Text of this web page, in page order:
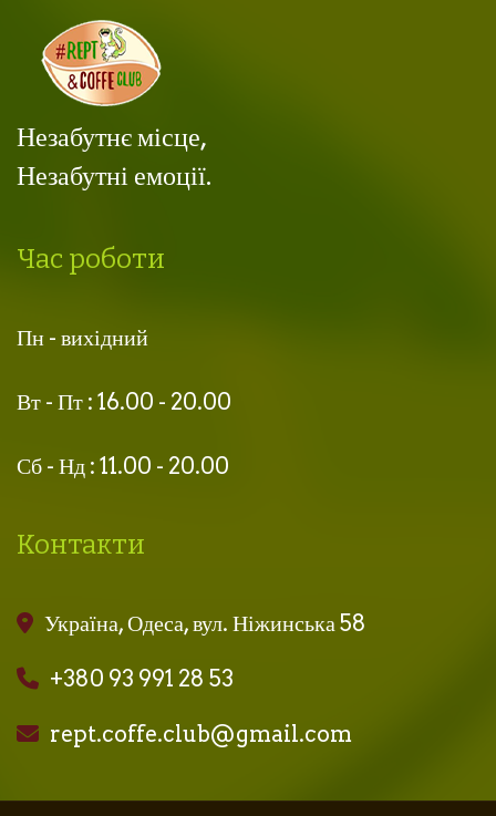
Незабутнє місце,
Незабутні емоції.
Час роботи
Пн - вихідний
Вт - Пт : 16.00 - 20.00
Сб - Нд : 11.00 - 20.00
Контакти
Україна, Одеса, вул. Ніжинська 58
+380 93 991 28 53
rept.coffe.club@gmail.com